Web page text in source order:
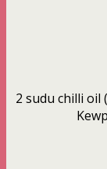
2 sudu chilli oil